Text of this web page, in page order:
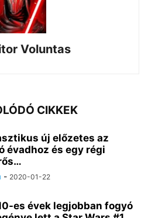
Voluntas
CIKKEK
új előzetes az
évadhoz és egy régi
- 2020-01-22
es évek legjobban fogyó